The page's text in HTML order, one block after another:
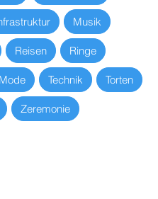
Musik
Reisen Ringe
Technik Torten
Zeremonie